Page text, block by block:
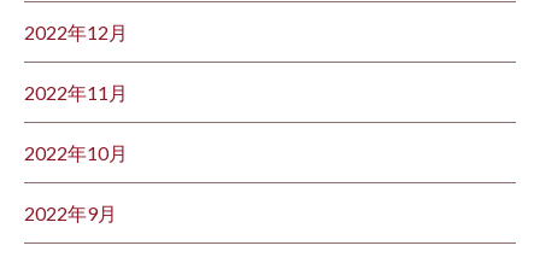
2022年12月
2022年11月
2022年10月
2022年9月